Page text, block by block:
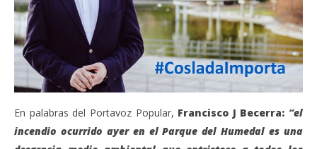
En palabras del Portavoz Popular, Francisco J Becerra: “el
incendio ocurrido ayer en el Parque del Humedal es una